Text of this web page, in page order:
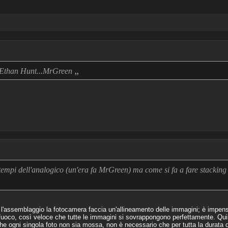
Hunt...MrGreen „
dell'analogico (un'era fa MrGreen) ma come si fa a fare
la fotocamera faccia un'allineamento delle immagini; è
così veloce che tutte le immagini si sovrappongono perfettamente.
ogni singola foto non sia mossa, non è necessario che per tutta la durata